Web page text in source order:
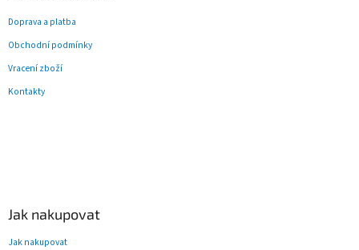
Doprava a platba
Obchodní podmínky
Vracení zboží
Kontakty
Jak nakupovat
Jak nakupovat